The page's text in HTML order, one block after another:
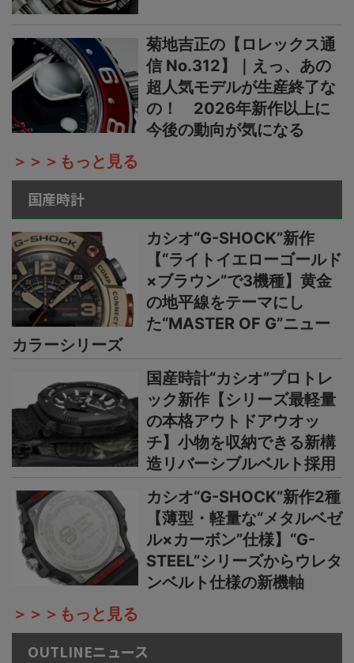
菊地吉正の【ロレックス通
信 No.312】｜えっ、あの
超人気モデルが生産終了な
の！ 2026年新作以上に
今後の動向が気になる
＞＞＞もっと見る
国産時計
カシオ“G-SHOCK”新作
【“ライトイエローゴールド
×ブラウン”で3機種】黄金
の地平線をテーマにし
た“MASTER OF G”ニュー
カラーシリーズ
国産時計“カシオ”プロトレ
ック新作【シリーズ最軽量
の本格アウトドアウオッ
チ】小物を収納できる新構
造リバーシブルベルト採用
カシオ“G-SHOCK”新作2種
【薄型・軽量な“メタルベゼ
ル×カーボン”仕様】“G-
STEEL”シリーズからウレタ
ンベルト仕様の新機軸
＞＞＞もっと見る
OUTLINEニュース